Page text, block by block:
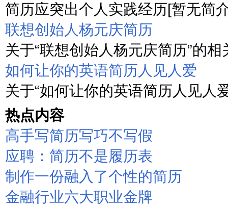
简历应突出个人实践经历[暂无简
联想创始人杨元庆简历
关于“联想创始人杨元庆简历”的相
如何让你的英语简历人见人爱
关于“如何让你的英语简历人见人
热点内容
高手写简历写巧不写假
应聘：简历不是履历表
制作一份融入了个性的简历
金融行业六大职业金牌